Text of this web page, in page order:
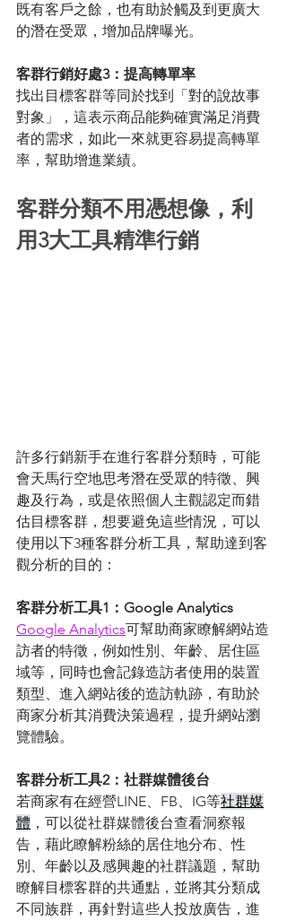
既有客戶之餘，也有助於觸及到更廣大
的潛在受眾，增加品牌曝光。
客群行銷好處3：提高轉單率
找出目標客群等同於找到「對的說故事
對象」，這表示商品能夠確實滿足消費
者的需求，如此一來就更容易提高轉單
率，幫助增進業績。
客群分類不用憑想像，利
用3大工具精準行銷
許多行銷新手在進行客群分類時，可能
會天馬行空地思考潛在受眾的特徵、興
趣及行為，或是依照個人主觀認定而錯
估目標客群，想要避免這些情況，可以
使用以下3種客群分析工具，幫助達到客
觀分析的目的：
客群分析工具1：Google Analytics
Google Analytics可幫助商家瞭解網站造
訪者的特徵，例如性別、年齡、居住區
域等，同時也會記錄造訪者使用的裝置
類型、進入網站後的造訪軌跡，有助於
商家分析其消費決策過程，提升網站瀏
覽體驗。
客群分析工具2：社群媒體後台
若商家有在經營LINE、FB、IG等社群媒
體 ，可以從社群媒體後台查看洞察報
告，藉此瞭解粉絲的居住地分布、性
別、年齡以及感興趣的社群議題，幫助
瞭解目標客群的共通點，並將其分類成
不同族群，再針對這些人投放廣告，進